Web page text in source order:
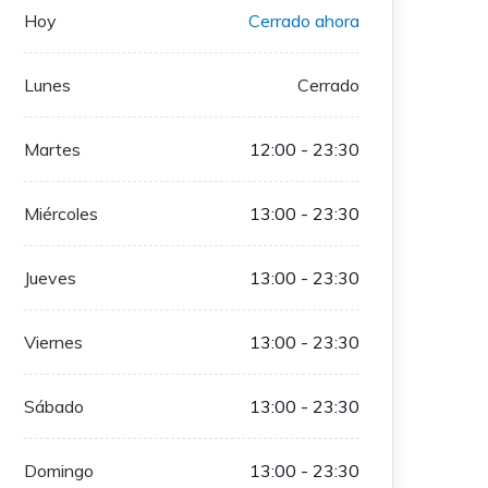
Hoy Cerrado ahora
Lunes Cerrado
Martes 12:00 - 23:30
Miércoles 13:00 - 23:30
Jueves 13:00 - 23:30
Viernes 13:00 - 23:30
Sábado 13:00 - 23:30
Domingo 13:00 - 23:30